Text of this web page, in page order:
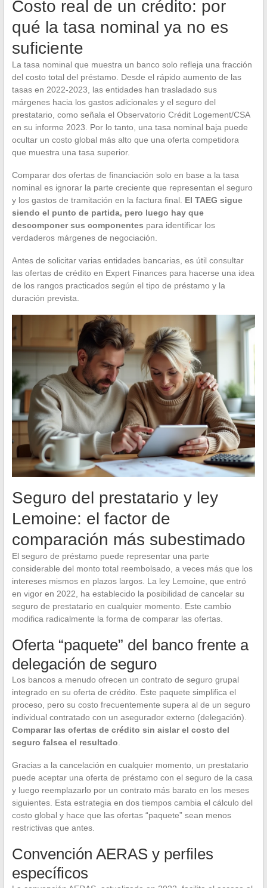
Costo real de un crédito: por
qué la tasa nominal ya no es
suficiente
La tasa nominal que muestra un banco solo refleja una fracción
del costo total del préstamo. Desde el rápido aumento de las
tasas en 2022-2023, las entidades han trasladado sus
márgenes hacia los gastos adicionales y el seguro del
prestatario, como señala el Observatorio Crédit Logement/CSA
en su informe 2023. Por lo tanto, una tasa nominal baja puede
ocultar un costo global más alto que una oferta competidora
que muestra una tasa superior.
Comparar dos ofertas de financiación solo en base a la tasa
nominal es ignorar la parte creciente que representan el seguro
y los gastos de tramitación en la factura final. El TAEG sigue
siendo el punto de partida, pero luego hay que
descomponer sus componentes para identificar los
verdaderos márgenes de negociación.
Antes de solicitar varias entidades bancarias, es útil consultar
las ofertas de crédito en Expert Finances para hacerse una idea
de los rangos practicados según el tipo de préstamo y la
duración prevista.
Seguro del prestatario y ley
Lemoine: el factor de
comparación más subestimado
El seguro de préstamo puede representar una parte
considerable del monto total reembolsado, a veces más que los
intereses mismos en plazos largos. La ley Lemoine, que entró
en vigor en 2022, ha establecido la posibilidad de cancelar su
seguro de prestatario en cualquier momento. Este cambio
modifica radicalmente la forma de comparar las ofertas.
Oferta “paquete” del banco frente a
delegación de seguro
Los bancos a menudo ofrecen un contrato de seguro grupal
integrado en su oferta de crédito. Este paquete simplifica el
proceso, pero su costo frecuentemente supera al de un seguro
individual contratado con un asegurador externo (delegación).
Comparar las ofertas de crédito sin aislar el costo del
seguro falsea el resultado
Gracias a la cancelación en cualquier momento, un prestatario
puede aceptar una oferta de préstamo con el seguro de la casa
y luego reemplazarlo por un contrato más barato en los meses
siguientes. Esta estrategia en dos tiempos cambia el cálculo del
costo global y hace que las ofertas “paquete” sean menos
restrictivas que antes.
Convención AERAS y perfiles
específicos